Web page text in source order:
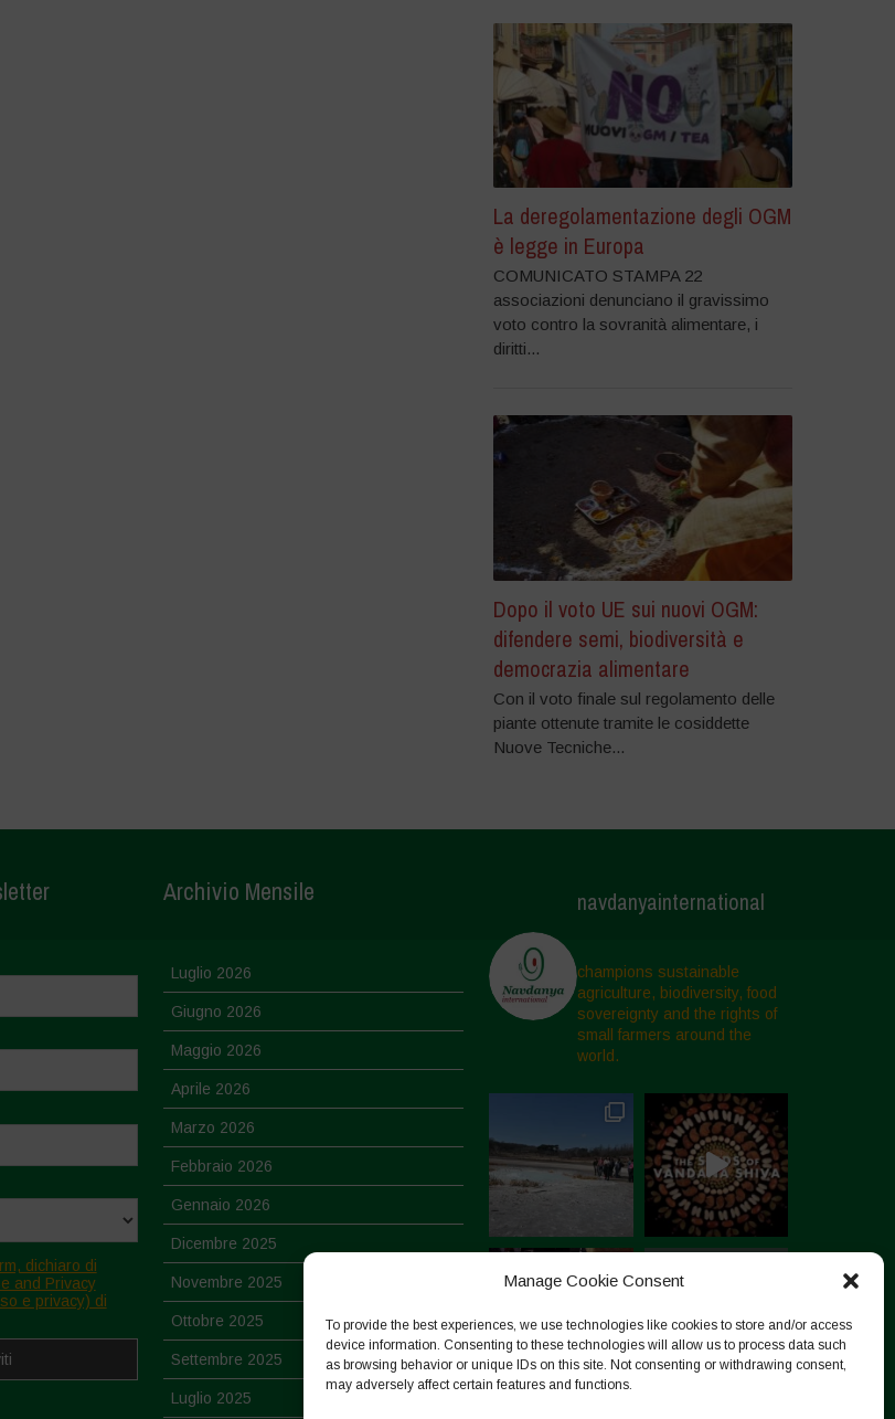
Manage Cookie Consent
To provide the best experiences, we use technologies like cookies to store and/or access
device information. Consenting to these technologies will allow us to process data such
as browsing behavior or unique IDs on this site. Not consenting or withdrawing consent,
may adversely affect certain features and functions.
La deregolamentazione degli OGM
è legge in Europa
COMUNICATO STAMPA 22
associazioni denunciano il gravissimo
voto contro la sovranità alimentare, i
diritti...
Dopo il voto UE sui nuovi OGM:
difendere semi, biodiversità e
democrazia alimentare
Con il voto finale sul regolamento delle
piante ottenute tramite le cosiddette
Nuove Tecniche...
dichiaro di
and Privacy
e privacy) di
Archivio Mensile
Luglio 2026
Giugno 2026
Maggio 2026
Aprile 2026
Marzo 2026
Febbraio 2026
Gennaio 2026
Dicembre 2025
Novembre 2025
Ottobre 2025
Settembre 2025
Luglio 2025
navdanyainternational
champions sustainable
agriculture, biodiversity, food
sovereignty and the rights of
small farmers around the
world.